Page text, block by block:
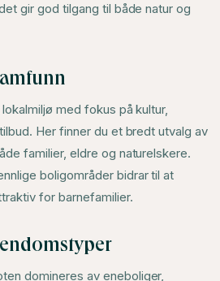
gir god tilgang til både natur og
med fokus på kultur,
Her finner du et bredt utvalg av
familier, eldre og naturelskere.
boligområder bidrar til at
for barnefamilier.
domineres av eneboliger,